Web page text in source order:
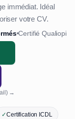
immédiat. Idéal
votre CV.
•Certifié Qualiopi
→
✓Certification ICDL